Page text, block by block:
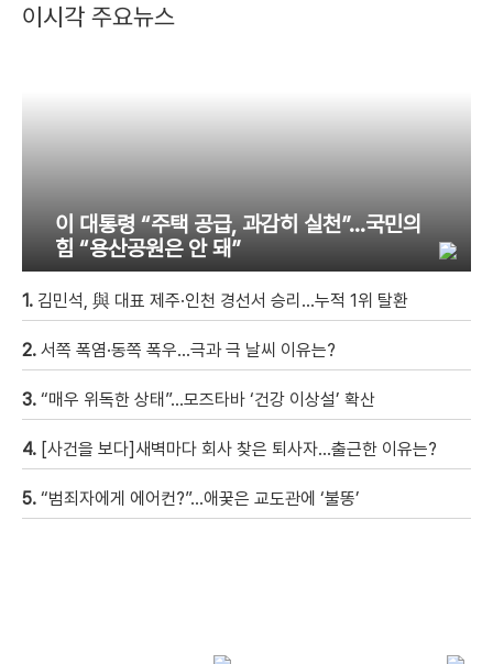
이시각 주요뉴스
이 대통령 “주택 공급, 과감히 실천”…국민의
힘 “용산공원은 안 돼”
1. 김민석, 與 대표 제주·인천 경선서 승리…누적 1위 탈환
2. 서쪽 폭염·동쪽 폭우…극과 극 날씨 이유는?
3. “매우 위독한 상태”…모즈타바 ‘건강 이상설’ 확산
4. [사건을 보다]새벽마다 회사 찾은 퇴사자…출근한 이유는?
5. “범죄자에게 에어컨?”…애꿎은 교도관에 ‘불똥’